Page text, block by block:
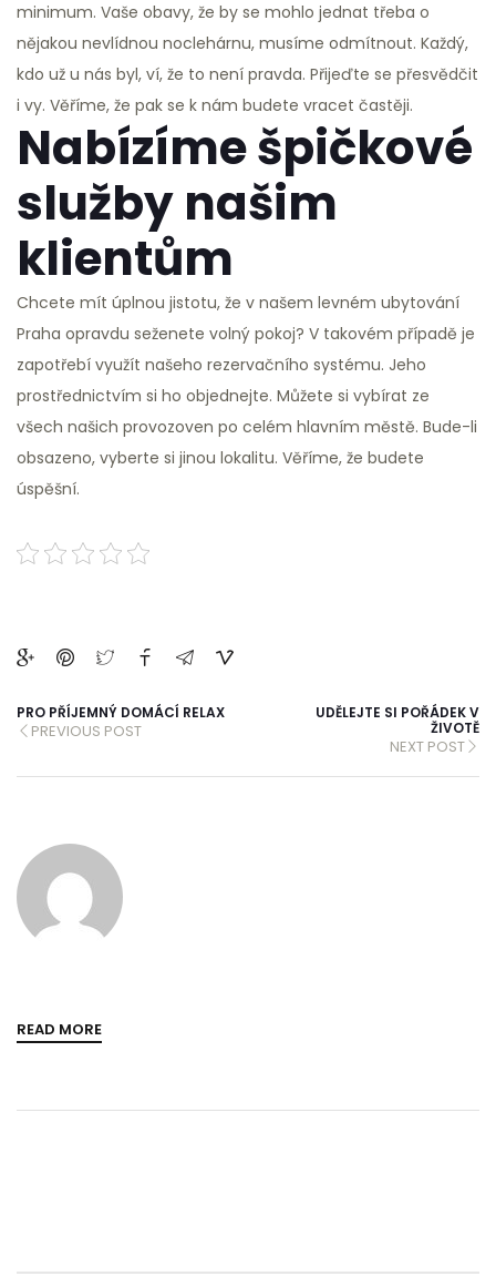
minimum. Vaše obavy, že by se mohlo jednat třeba o
nějakou nevlídnou noclehárnu, musíme odmítnout. Každý,
kdo už u nás byl, ví, že to není pravda. Přijeďte se přesvědčit
i vy. Věříme, že pak se k nám budete vracet častěji.
Nabízíme špičkové
služby našim
klientům
Chcete mít úplnou jistotu, že v našem levném ubytování
Praha opravdu seženete volný pokoj? V takovém případě je
zapotřebí využít našeho rezervačního systému. Jeho
prostřednictvím si ho objednejte. Můžete si vybírat ze
všech našich provozoven po celém hlavním městě. Bude-li
obsazeno, vyberte si jinou lokalitu. Věříme, že budete
úspěšní.
PRO PŘÍJEMNÝ DOMÁCÍ RELAX
PREVIOUS POST
UDĚLEJTE SI POŘÁDEK V
ŽIVOTĚ
NEXT POST
READ MORE